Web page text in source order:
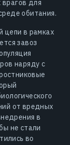
для
обитания.
цепи в рамках
завоз
наряду с
от вредных
в
не стали
во